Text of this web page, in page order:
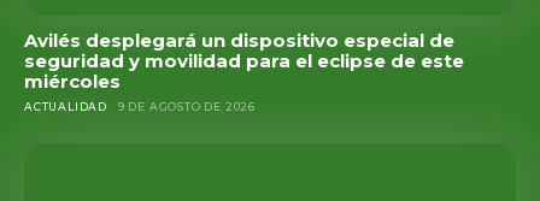
Avilés desplegará un dispositivo especial de
seguridad y movilidad para el eclipse de este
miércoles
ACTUALIDAD 9 DE AGOSTO DE 2026